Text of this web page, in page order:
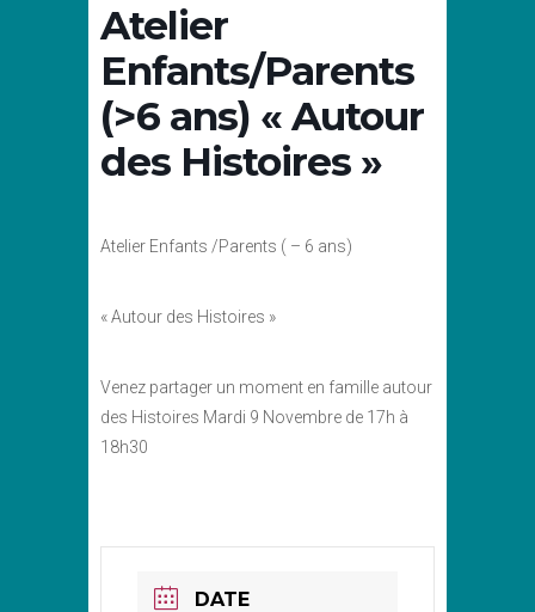
Atelier
Enfants/Parents
(>6 ans) « Autour
des Histoires »
Atelier Enfants /Parents ( – 6 ans)
« Autour des Histoires »
Venez partager un moment en famille autour
des Histoires Mardi 9 Novembre de 17h à
18h30
DATE